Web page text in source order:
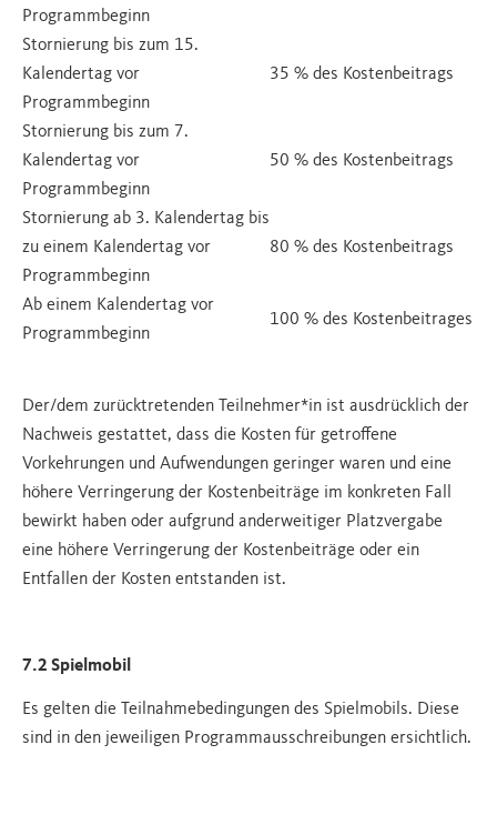
Programmbeginn
Stornierung bis zum 15.
Kalendertag vor
Programmbeginn
35 % des Kostenbeitrags
Stornierung bis zum 7.
Kalendertag vor
Programmbeginn
50 % des Kostenbeitrags
Stornierung ab 3. Kalendertag bis
zu einem Kalendertag vor
Programmbeginn
80 % des Kostenbeitrags
Ab einem Kalendertag vor
Programmbeginn
100 % des Kostenbeitrages
Der/dem zurücktretenden Teilnehmer*in ist ausdrücklich der
Nachweis gestattet, dass die Kosten für getroffene
Vorkehrungen und Aufwendungen geringer waren und eine
höhere Verringerung der Kostenbeiträge im konkreten Fall
bewirkt haben oder aufgrund anderweitiger Platzvergabe
eine höhere Verringerung der Kostenbeiträge oder ein
Entfallen der Kosten entstanden ist.
7.2 Spielmobil
Es gelten die Teilnahmebedingungen des Spielmobils. Diese
sind in den jeweiligen Programmausschreibungen ersichtlich.